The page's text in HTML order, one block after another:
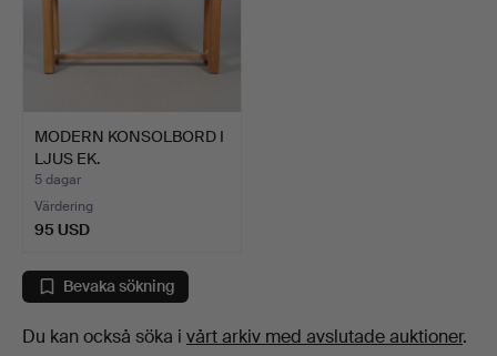
MODERN KONSOLBORD I
LJUS EK.
5 dagar
Värdering
95 USD
Bevaka sökning
Du kan också söka i vårt arkiv med avslutade auktioner.